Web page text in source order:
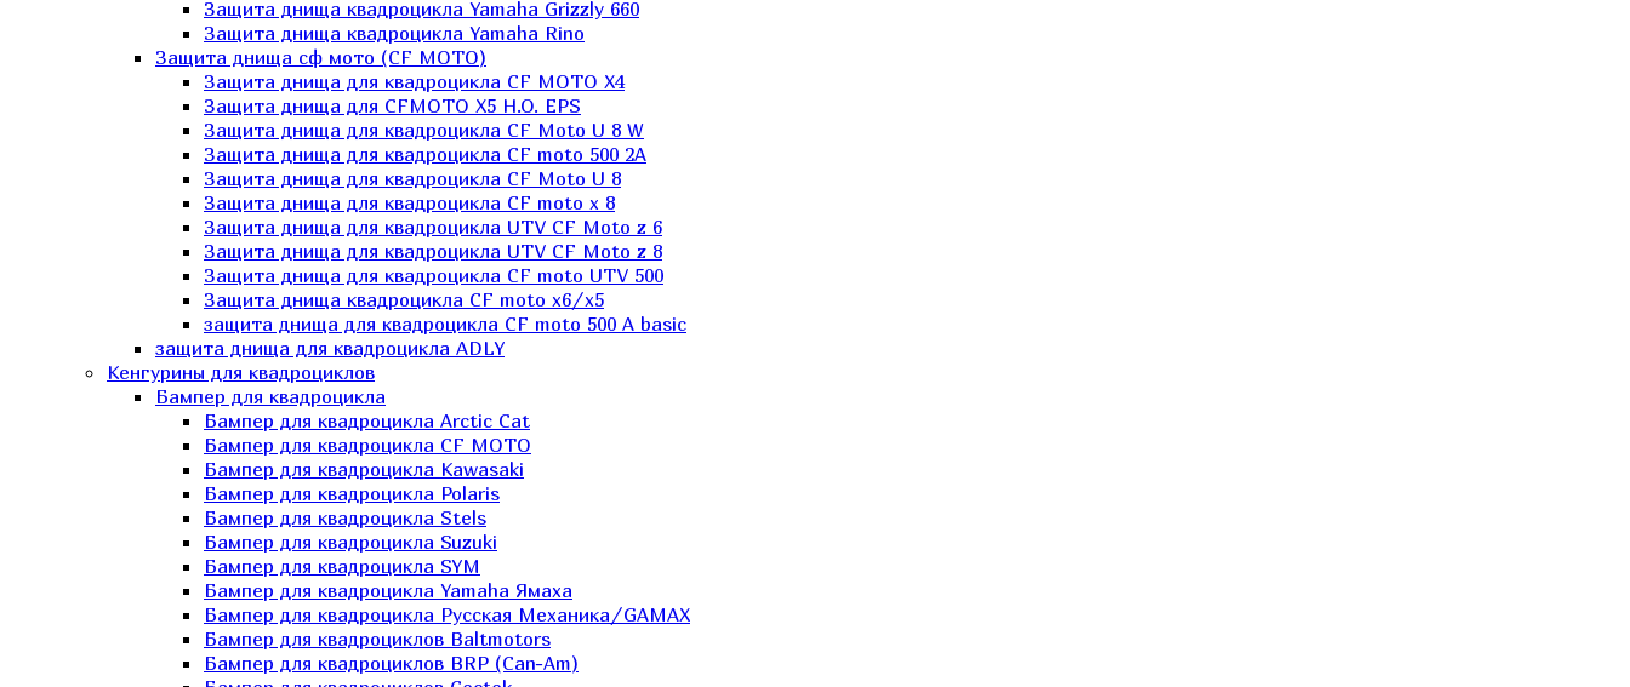
Защита днища квадроцикла Yamaha Grizzly 660
Защита днища квадроцикла Yamaha Rino
Защита днища сф мото (CF MOTO)
Защита днища для квадроцикла CF MOTO X4
Защита днища для CFMOTO X5 H.O. EPS
Защита днища для квадроцикла CF Moto U 8 W
Защита днища для квадроцикла CF moto 500 2A
Защита днища для квадроцикла CF Moto U 8
Защита днища для квадроцикла CF moto x 8
Защита днища для квадроцикла UTV CF Moto z 6
Защита днища для квадроцикла UTV CF Moto z 8
Защита днища для квадроцикла СF moto UTV 500
Защита днища квадроцикла СF moto x6/x5
защита днища для квадроцикла CF moto 500 A basic
защита днища для квадроцикла ADLY
Кенгурины для квадроциклов
Бампер для квадроцикла
Бампер для квадроцикла Arctic Cat
Бампер для квадроцикла CF MOTO
Бампер для квадроцикла Kawasaki
Бампер для квадроцикла Polaris
Бампер для квадроцикла Stels
Бампер для квадроцикла Suzuki
Бампер для квадроцикла SYM
Бампер для квадроцикла Yamaha Ямаха
Бампер для квадроцикла Русская Механика/GAMAX
Бампер для квадроциклов Baltmotors
Бампер для квадроциклов BRP (Can-Am)